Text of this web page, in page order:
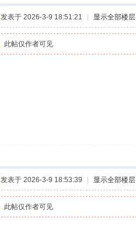
发表于 2026-3-9 18:51:21 显示全部楼层
此帖仅作者可见
发表于 2026-3-9 18:53:39 显示全部楼层
此帖仅作者可见